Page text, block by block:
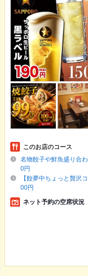
このお店のコース
名物餃子や鮮魚盛り合
0円
【餃夢中ちょっと贅沢
00円
ネット予約の空席状況